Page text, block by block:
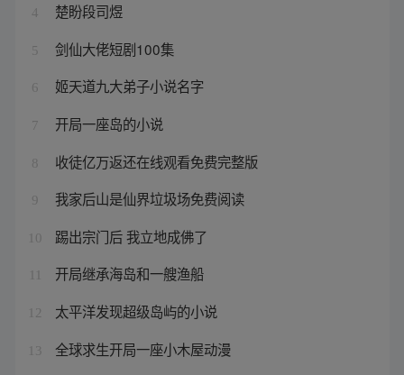
4 楚盼段司煜
5 剑仙大佬短剧100集
6 姬天道九大弟子小说名字
7 开局一座岛的小说
8 收徒亿万返还在线观看免费完整版
9 我家后山是仙界垃圾场免费阅读
10 踢出宗门后 我立地成佛了
开局继承海岛和一艘渔船
12 太平洋发现超级岛屿的小说
13 全球求生开局一座小木屋动漫